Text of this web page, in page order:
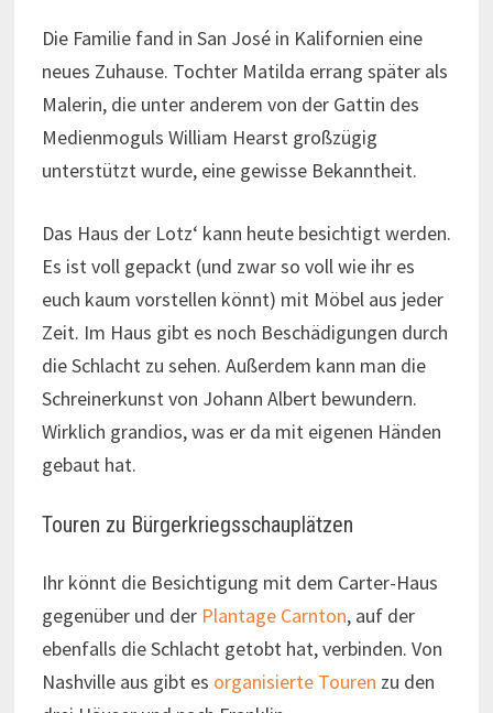
Die Familie fand in San José in Kalifornien eine
neues Zuhause. Tochter Matilda errang später als
Malerin, die unter anderem von der Gattin des
Medienmoguls William Hearst großzügig
unterstützt wurde, eine gewisse Bekanntheit.
Das Haus der Lotz‘ kann heute besichtigt werden.
Es ist voll gepackt (und zwar so voll wie ihr es
euch kaum vorstellen könnt) mit Möbel aus jeder
Zeit. Im Haus gibt es noch Beschädigungen durch
die Schlacht zu sehen. Außerdem kann man die
Schreinerkunst von Johann Albert bewundern.
Wirklich grandios, was er da mit eigenen Händen
gebaut hat.
Touren zu Bürgerkriegsschauplätzen
Ihr könnt die Besichtigung mit dem Carter-Haus
gegenüber und der Plantage Carnton, auf der
ebenfalls die Schlacht getobt hat, verbinden. Von
Nashville aus gibt es organisierte Touren zu den